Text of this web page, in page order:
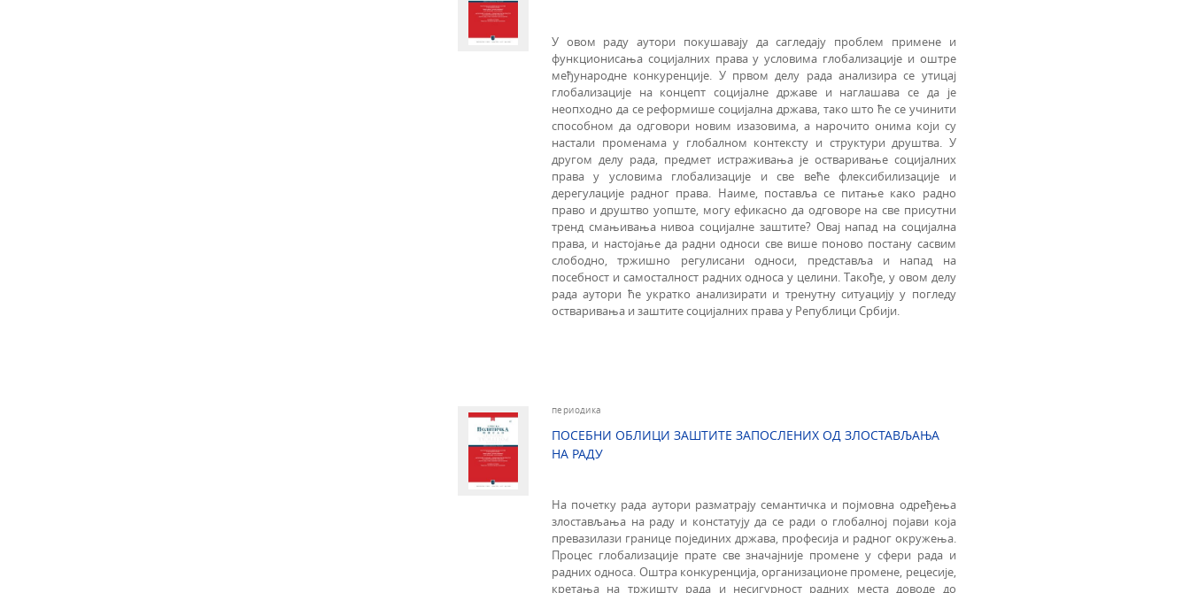
У овом раду аутори покушавају да сагледају проблем примене и
функционисања социјалних права у условима глобализације и оштре
међународне конкуренције. У првом делу рада анализира се утицај
глобализације на концепт социјалне државе и наглашава се да је
неопходно да се реформише социјална држава, тако што ће се учинити
способном да одговори новим изазовима, а нарочито онима који су
настали променама у глобалном контексту и структури друштва. У
другом делу рада, предмет истраживања је остваривање социјалних
права у условима глобализације и све веће флексибилизације и
дерегулације радног права. Наиме, поставља се питање како радно
право и друштво уопште, могу ефикасно да одговоре на све присутни
тренд смањивања нивоа социјалне заштите? Овај напад на социјална
права, и настојање да радни односи све више поново постану сасвим
слободно, тржишно регулисани односи, представља и напад на
посебност и самосталност радних односа у целини. Такође, у овом делу
рада аутори ће укратко анализирати и тренутну ситуацију у погледу
остваривања и заштите социјалних права у Републици Србији.
периодика
ПОСЕБНИ ОБЛИЦИ ЗАШТИТЕ ЗАПОСЛЕНИХ ОД ЗЛОСТАВЉАЊА
НА РАДУ
На почетку рада аутори разматрају семантичка и појмовна одређења
злостављања на раду и констатују да се ради о глобалној појави која
превазилази границе појединих држава, професија и радног окружења.
Процес глобализације прате све значајније промене у сфери рада и
радних односа. Оштра конкуренција, организационе промене, рецесије,
кретања на тржишту рада и несигурност радних места доводе до